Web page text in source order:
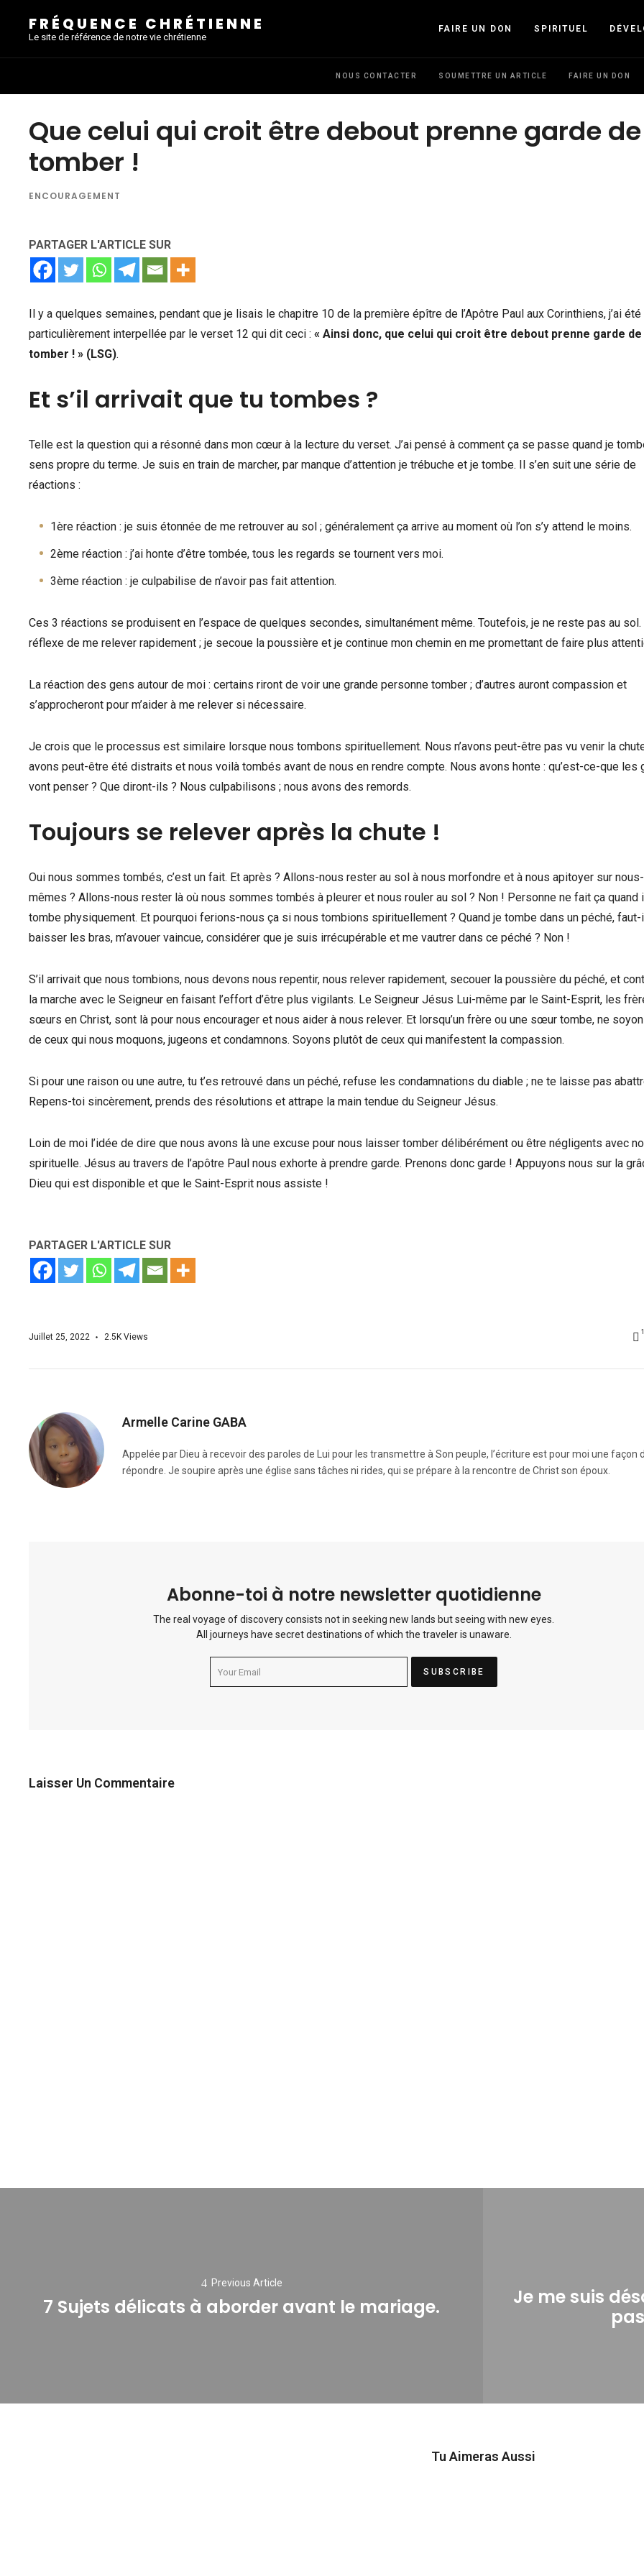
FRÉQUENCE CHRÉTIENNE
Le site de référence de notre vie chrétienne
FAIRE UN DON SPIRITUEL
NOUS CONTACTER SOUMETTRE UN ARTICLE FAIRE UN DON
Que celui qui croit être debout prenne garde de
tomber !
ENCOURAGEMENT
PARTAGER L'ARTICLE SUR
Il y a quelques semaines, pendant que je lisais le chapitre 10 de la première épître de l’Apôtre Paul aux Corinthiens, j’ai été
particulièrement interpellée par le verset 12 qui dit ceci : « Ainsi donc, que celui qui croit être debout prenne garde de
tomber ! » (LSG).
Et s’il arrivait que tu tombes ?
Telle est la question qui a résonné dans mon cœur à la lecture du verset. J’ai pensé à comment ça se passe quand je
sens propre du terme. Je suis en train de marcher, par manque d’attention je trébuche et je tombe. Il s’en suit une série de
réactions :
1ère réaction : je suis étonnée de me retrouver au sol ; généralement ça arrive au moment où l’on s’y attend le moins.
2ème réaction : j’ai honte d’être tombée, tous les regards se tournent vers moi.
3ème réaction : je culpabilise de n’avoir pas fait attention.
Ces 3 réactions se produisent en l’espace de quelques secondes, simultanément même. Toutefois, je ne reste pas au sol.
réflexe de me relever rapidement ; je secoue la poussière et je continue mon chemin en me promettant de faire plus
La réaction des gens autour de moi : certains riront de voir une grande personne tomber ; d’autres auront compassion et
s’approcheront pour m’aider à me relever si nécessaire.
Je crois que le processus est similaire lorsque nous tombons spirituellement. Nous n’avons peut-être pas vu venir la
avons peut-être été distraits et nous voilà tombés avant de nous en rendre compte. Nous avons honte : qu’est-ce-que les
vont penser ? Que diront-ils ? Nous culpabilisons ; nous avons des remords.
Toujours se relever après la chute !
Oui nous sommes tombés, c’est un fait. Et après ? Allons-nous rester au sol à nous morfondre et à nous apitoyer sur nous-
mêmes ? Allons-nous rester là où nous sommes tombés à pleurer et nous rouler au sol ? Non ! Personne ne fait ça quand
tombe physiquement. Et pourquoi ferions-nous ça si nous tombions spirituellement ? Quand je tombe dans un péché, faut-
baisser les bras, m’avouer vaincue, considérer que je suis irrécupérable et me vautrer dans ce péché ? Non !
S’il arrivait que nous tombions, nous devons nous repentir, nous relever rapidement, secouer la poussière du péché, et
la marche avec le Seigneur en faisant l’effort d’être plus vigilants. Le Seigneur Jésus Lui-même par le Saint-Esprit, les
sœurs en Christ, sont là pour nous encourager et nous aider à nous relever. Et lorsqu’un frère ou une sœur tombe, ne
de ceux qui nous moquons, jugeons et condamnons. Soyons plutôt de ceux qui manifestent la compassion.
Si pour une raison ou une autre, tu t’es retrouvé dans un péché, refuse les condamnations du diable ; ne te laisse pas
Repens-toi sincèrement, prends des résolutions et attrape la main tendue du Seigneur Jésus.
Loin de moi l’idée de dire que nous avons là une excuse pour nous laisser tomber délibérément ou être négligents avec
spirituelle. Jésus au travers de l’apôtre Paul nous exhorte à prendre garde. Prenons donc garde ! Appuyons nous sur la
Dieu qui est disponible et que le Saint-Esprit nous assiste !
PARTAGER L'ARTICLE SUR
Juillet 25, 2022 2.5K Views
Armelle Carine GABA
Appelée par Dieu à recevoir des paroles de Lui pour les transmettre à Son peuple, l’écriture est pour moi une façon
répondre. Je soupire après une église sans tâches ni rides, qui se prépare à la rencontre de Christ son époux.
Abonne-toi à notre newsletter quotidienne
The real voyage of discovery consists not in seeking new lands but seeing with new eyes.
All journeys have secret destinations of which the traveler is unaware.
Laisser Un Commentaire
Previous Article
Previous
7 Sujets délicats à aborder avant le mariage.
Je me suis
Tu Aimeras Aussi